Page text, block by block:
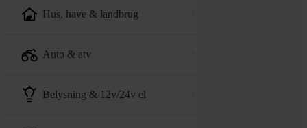
hus, have & landbrug
auto & atv
belysning & 12v/24v el